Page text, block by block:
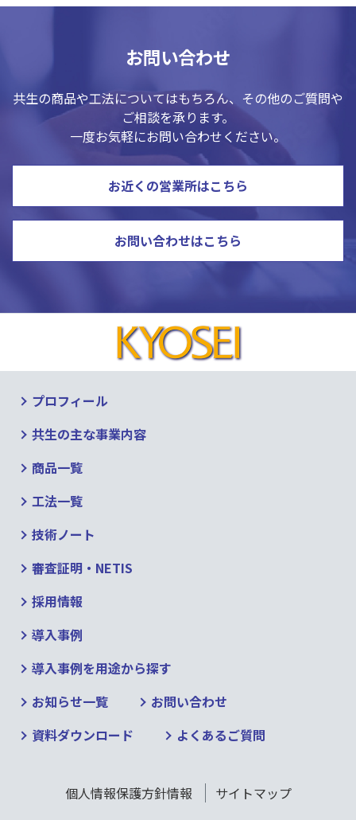
お問い合わせ
共生の商品や工法についてはもちろん、その他のご質問や
ご相談を承ります。
一度お気軽にお問い合わせください。
お近くの営業所はこちら
お問い合わせはこちら
プロフィール
共生の主な事業内容
商品一覧
工法一覧
技術ノート
審査証明・NETIS
採用情報
導入事例
導入事例を用途から探す
お知らせ一覧
お問い合わせ
資料ダウンロード
よくあるご質問
個人情報保護方針情報 サイトマップ